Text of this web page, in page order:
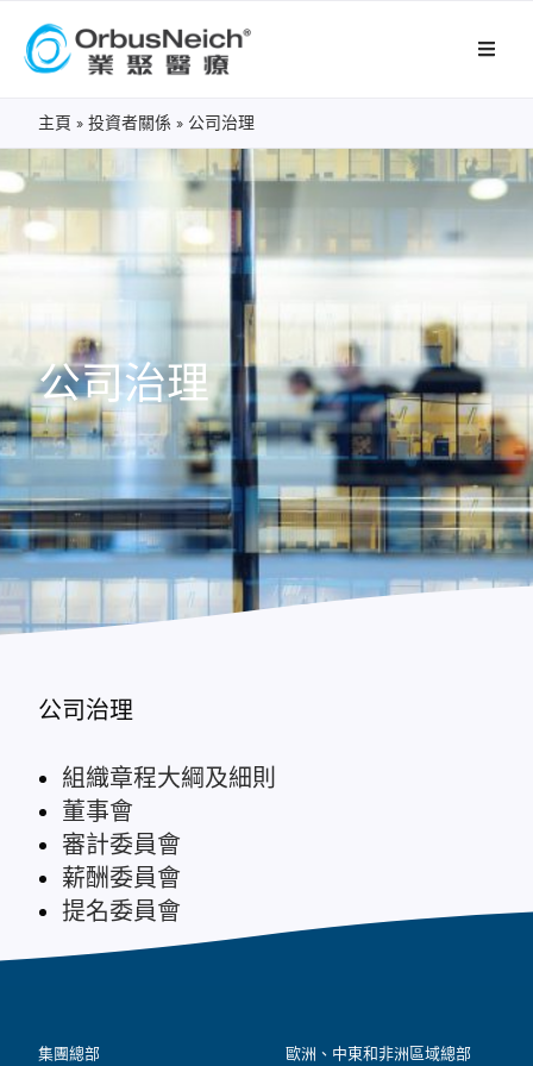
主頁 » 投資者關係 » 公司治理
公司治理
公司治理
組織章程大綱及細則
董事會
審計委員會
薪酬委員會
提名委員會
集團總部 歐洲、中東和非洲區域總部